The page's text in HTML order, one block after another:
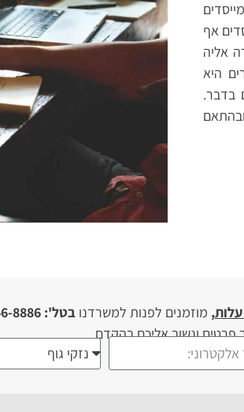
אף
אליה
היא
בדבר.
מוזמנים לפנות למשרדנובטל': 03-946-8886
פרטים ונשוב אליכם בהקדם